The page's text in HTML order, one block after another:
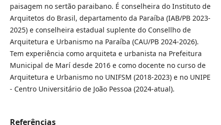
paisagem no sertão paraibano. É conselheira do Instituto de
Arquitetos do Brasil, departamento da Paraíba (IAB/PB 2023-
2025) e conselheira estadual suplente do Consellho de
Arquitetura e Urbanismo na Paraíba (CAU/PB 2024-2026).
Tem experiência como arquiteta e urbanista na Prefeitura
Municipal de Marí desde 2016 e como docente no curso de
Arquitetura e Urbanismo no UNIFSM (2018-2023) e no UNIPE
- Centro Universitário de João Pessoa (2024-atual).
Referências